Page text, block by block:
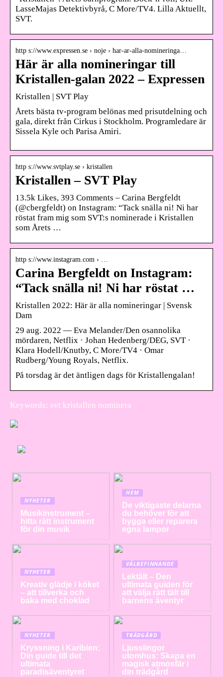
LasseMajas Detektivbyrå, C More/TV4. Lilla Aktuellt,
SVT.
http s://www.expressen.se › noje › har-ar-alla-nomineringa…
Här är alla nomineringar till
Kristallen-galan 2022 – Expressen
Kristallen | SVT Play
Årets bästa tv-program belönas med prisutdelning och
gala, direkt från Cirkus i Stockholm. Programledare är
Sissela Kyle och Parisa Amiri.
http s://www.svtplay.se › kristallen
Kristallen – SVT Play
13.5k Likes, 393 Comments – Carina Bergfeldt
(@cbergfeldt) on Instagram: “Tack snälla ni! Ni har
röstat fram mig som SVT:s nominerade i Kristallen
som Årets …
http s://www.instagram.com › …
Carina Bergfeldt on Instagram:
“Tack snälla ni! Ni har röstat …
Kristallen 2022: Här är alla nomineringar | Svensk
Dam
29 aug. 2022 — Eva Melander/Den osannolika
mördaren, Netflix · Johan Hedenberg/DEG, SVT ·
Klara Hodell/Knutby, C More/TV4 · Omar
Rudberg/Young Royals, Netflix.
På torsdag är det äntligen dags för Kristallengalan!
Keywords: svt kristallen nominera
NYHETER
Musikinstrument –
hitta rätt instrument
för din musik
HEM
De viktigaste delarna
du behöver för att
bygga eller reparera
egna lampor
NYHETER
Kreativ glädje i köket
– att tillverka och
baka med choklad
VÄLBEFINNANDE
Lektält – Den
ultimata guiden för
att välja rätt tält till
barnens äventyr
NYHETER
Kryssning i Karibien:
Din guide till det
ultimata
paradisäventyret
TRÄDGÅRD
Ljusslingor
utomhus: Skapa en
magisk atmosfär i
din trädgård